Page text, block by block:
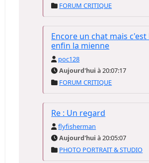
FORUM CRITIQUE
Encore un chat mais c'est
enfin la mienne
poc128
Aujourd'hui à 20:07:17
FORUM CRITIQUE
Re : Un regard
flyfisherman
Aujourd'hui à 20:05:07
PHOTO PORTRAIT & STUDIO